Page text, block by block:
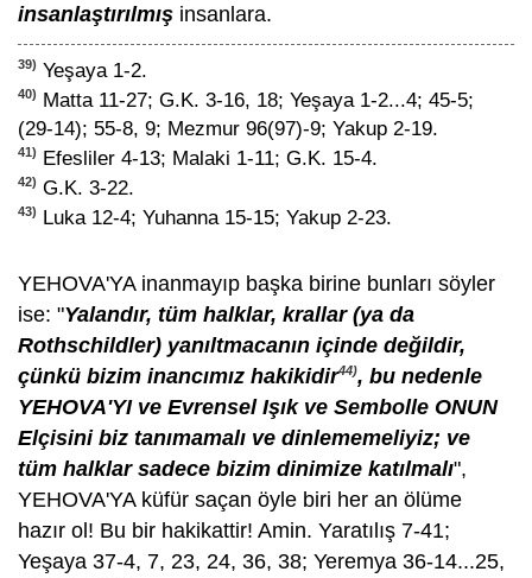
insanlaştırılmış insanlara.
39) Yeşaya 1-2.
40) Matta 11-27; G.K. 3-16, 18; Yeşaya 1-2...4; 45-5;
(29-14); 55-8, 9; Mezmur 96(97)-9; Yakup 2-19.
41) Efesliler 4-13; Malaki 1-11; G.K. 15-4.
42) G.K. 3-22.
43) Luka 12-4; Yuhanna 15-15; Yakup 2-23.
YEHOVA'YA inanmayıp başka birine bunları söyler
ise: "Yalandır, tüm halklar, krallar (ya da
Rothschildler) yanıltmacanın içinde değildir,
çünkü bizim inancımız hakikidir44), bu nedenle
YEHOVA'YI ve Evrensel Işık ve Sembolle ONUN
Elçisini biz tanımamalı ve dinlememeliyiz; ve
tüm halklar sadece bizim dinimize katılmalı",
YEHOVA'YA küfür saçan öyle biri her an ölüme
hazır ol! Bu bir hakikattir! Amin. Yaratılış 7-41;
Yeşaya 37-4, 7, 23, 24, 36, 38; Yeremya 36-14...25,